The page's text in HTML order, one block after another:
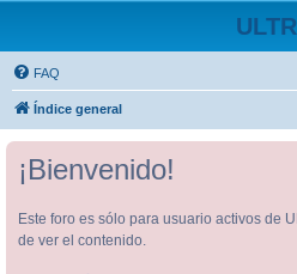
FAQ
Índice general
¡Bienvenido!
Este foro es sólo para usuario activos de
de ver el contenido.